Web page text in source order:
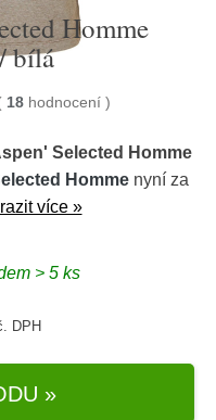
Homme
bílá
18 hodnocení )
Selected Homme
Homme nyní za
více »
> 5 ks
DPH
»